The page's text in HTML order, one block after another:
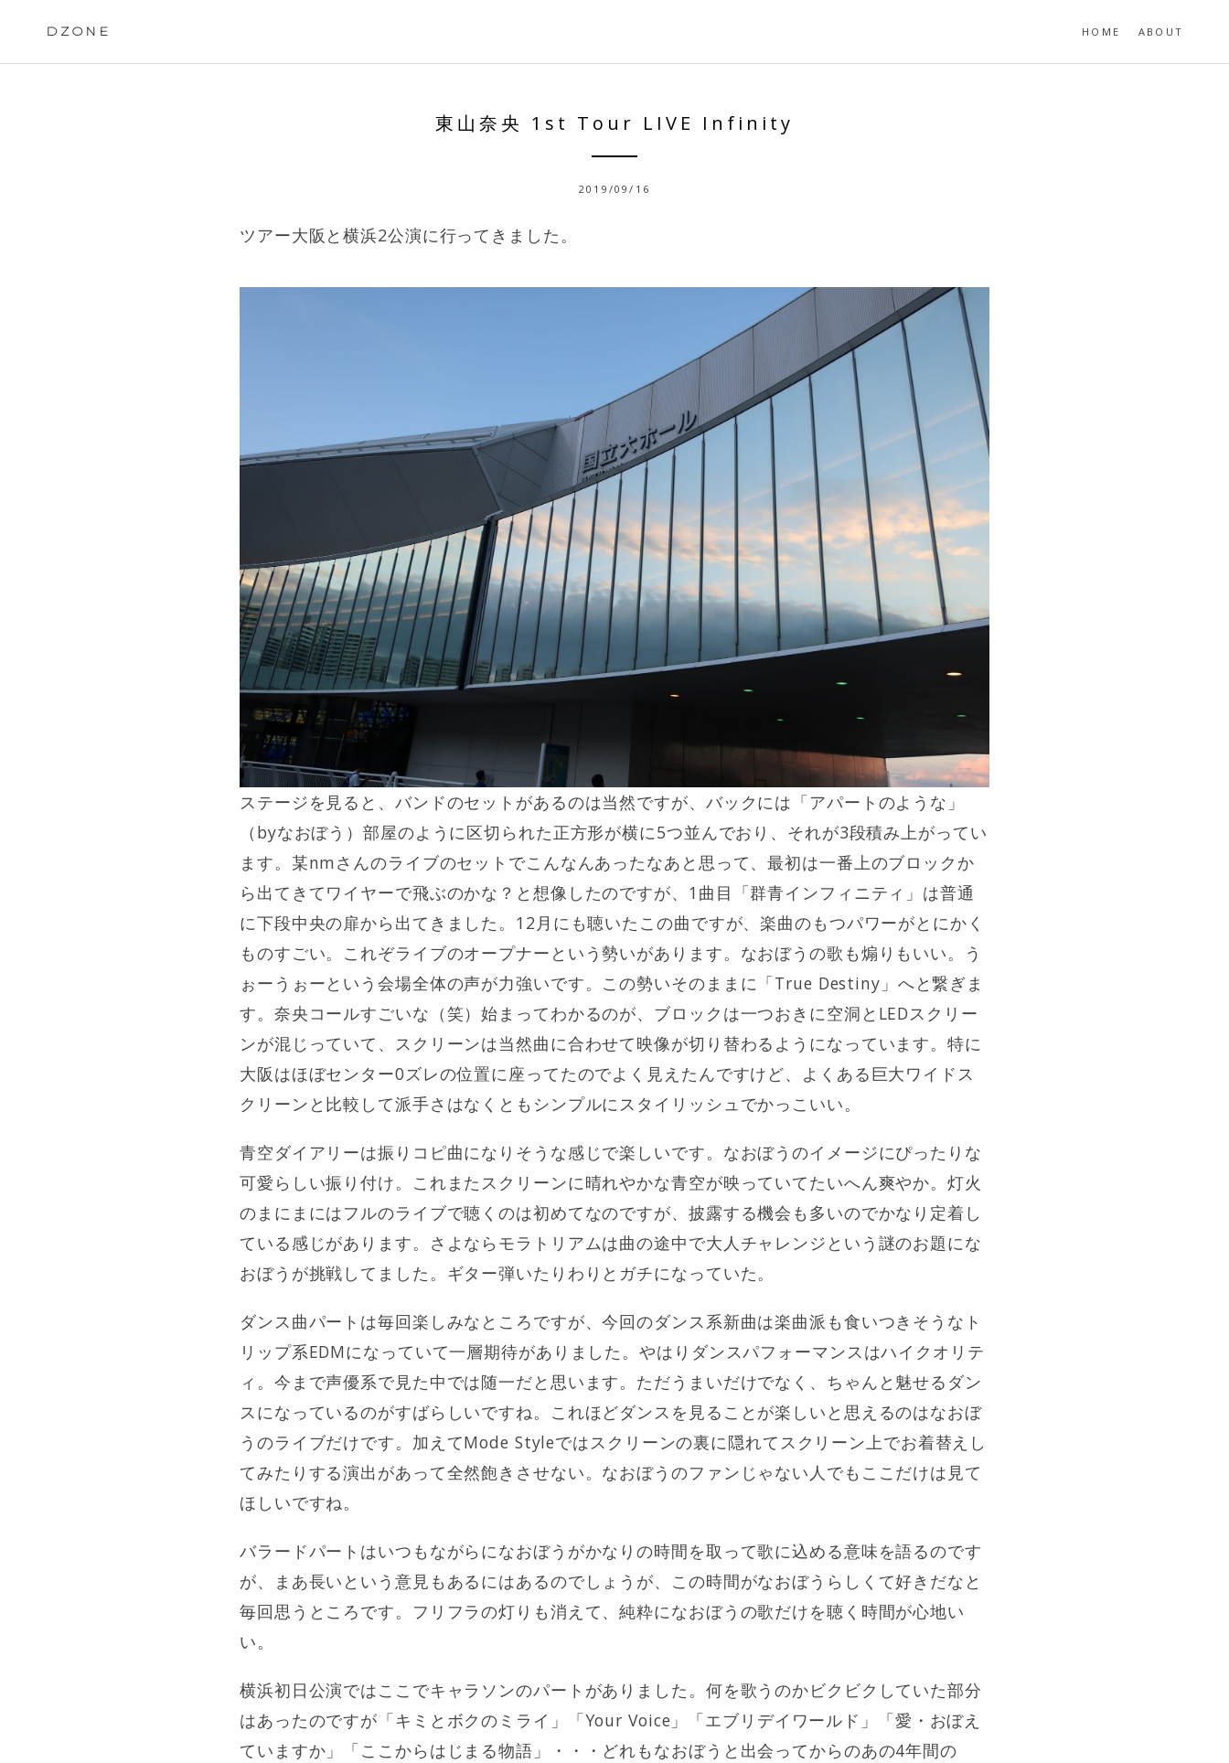
DZONE HOME ABOUT
東山奈央 1st Tour LIVE Infinity
2019/09/16
ツアー大阪と横浜2公演に行ってきました。
ステージを見ると、バンドのセットがあるのは当然ですが、バックには「アパートのような」
（byなおぼう）部屋のように区切られた正方形が横に5つ並んでおり、それが3段積み上がってい
ます。某nmさんのライブのセットでこんなんあったなあと思って、最初は一番上のブロックか
ら出てきてワイヤーで飛ぶのかな？と想像したのですが、1曲目「群青インフィニティ」は普通
に下段中央の扉から出てきました。12月にも聴いたこの曲ですが、楽曲のもつパワーがとにかく
ものすごい。これぞライブのオープナーという勢いがあります。なおぼうの歌も煽りもいい。う
ぉーうぉーという会場全体の声が力強いです。この勢いそのままに「True Destiny」へと繋ぎま
す。奈央コールすごいな（笑）始まってわかるのが、ブロックは一つおきに空洞とLEDスクリー
ンが混じっていて、スクリーンは当然曲に合わせて映像が切り替わるようになっています。特に
大阪はほぼセンター0ズレの位置に座ってたのでよく見えたんですけど、よくある巨大ワイドス
クリーンと比較して派手さはなくともシンプルにスタイリッシュでかっこいい。
青空ダイアリーは振りコピ曲になりそうな感じで楽しいです。なおぼうのイメージにぴったりな
可愛らしい振り付け。これまたスクリーンに晴れやかな青空が映っていてたいへん爽やか。灯火
のまにまにはフルのライブで聴くのは初めてなのですが、披露する機会も多いのでかなり定着し
ている感じがあります。さよならモラトリアムは曲の途中で大人チャレンジという謎のお題にな
おぼうが挑戦してました。ギター弾いたりわりとガチになっていた。
ダンス曲パートは毎回楽しみなところですが、今回のダンス系新曲は楽曲派も食いつきそうなト
リップ系EDMになっていて一層期待がありました。やはりダンスパフォーマンスはハイクオリテ
ィ。今まで声優系で見た中では随一だと思います。ただうまいだけでなく、ちゃんと魅せるダン
スになっているのがすばらしいですね。これほどダンスを見ることが楽しいと思えるのはなおぼ
うのライブだけです。加えてMode Styleではスクリーンの裏に隠れてスクリーン上でお着替えし
てみたりする演出があって全然飽きさせない。なおぼうのファンじゃない人でもここだけは見て
ほしいですね。
バラードパートはいつもながらになおぼうがかなりの時間を取って歌に込める意味を語るのです
が、まあ長いという意見もあるにはあるのでしょうが、この時間がなおぼうらしくて好きだなと
毎回思うところです。フリフラの灯りも消えて、純粋になおぼうの歌だけを聴く時間が心地い
い。
横浜初日公演ではここでキャラソンのパートがありました。何を歌うのかビクビクしていた部分
はあったのですが「キミとボクのミライ」「Your Voice」「エブリデイワールド」「愛・おぼえ
ていますか」「ここからはじまる物語」・・・どれもなおぼうと出会ってからのあの4年間の